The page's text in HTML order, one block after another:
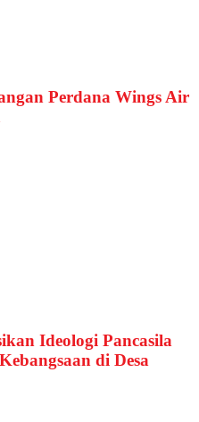
Perdana Wings Air
Ideologi Pancasila
di Desa